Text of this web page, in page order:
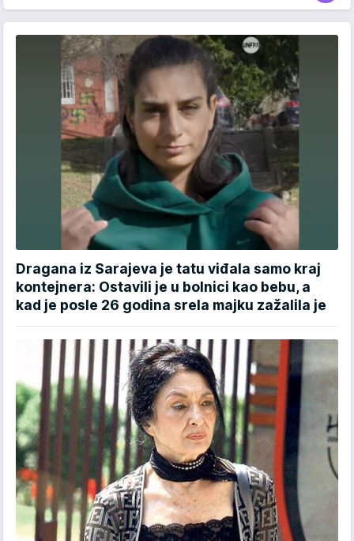
Dragana iz Sarajeva je tatu viđala samo kraj
kontejnera: Ostavili je u bolnici kao bebu, a
kad je posle 26 godina srela majku zažalila je